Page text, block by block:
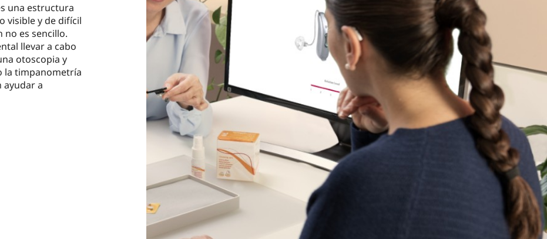
una estructura
visible y de difícil
no es sencillo.
llevar a cabo
otoscopia y
la timpanometría
ayudar a